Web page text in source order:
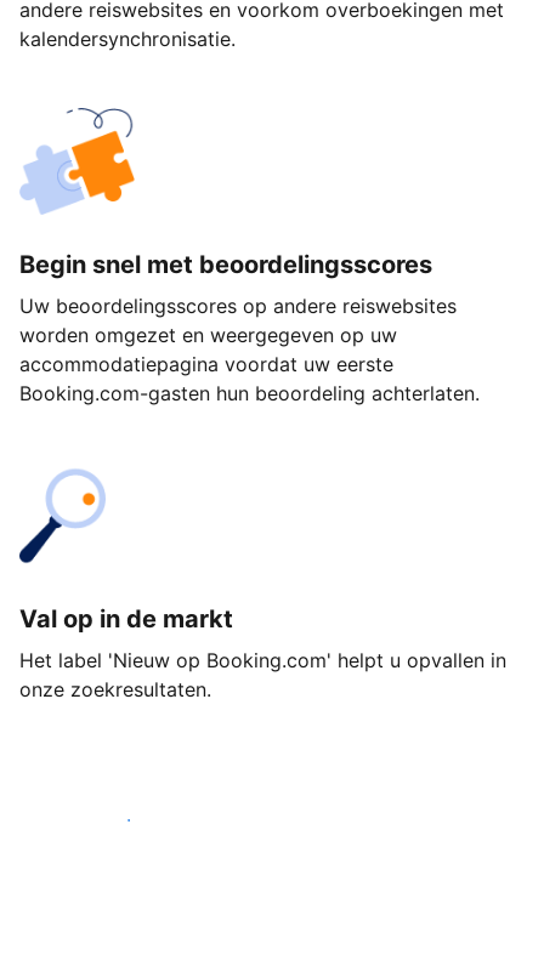
andere reiswebsites en voorkom overboekingen met
kalendersynchronisatie.
Begin snel met beoordelingsscores
Uw beoordelingsscores op andere reiswebsites
worden omgezet en weergegeven op uw
accommodatiepagina voordat uw eerste
Booking.com-gasten hun beoordeling achterlaten.
Val op in de markt
Het label 'Nieuw op Booking.com' helpt u opvallen in
onze zoekresultaten.
Begin vandaag nog